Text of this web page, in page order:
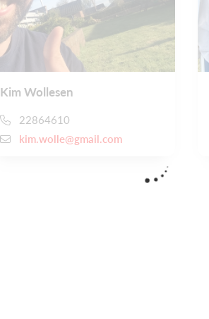
Kim Wollesen
22864610
kim.wolle@gmail.com